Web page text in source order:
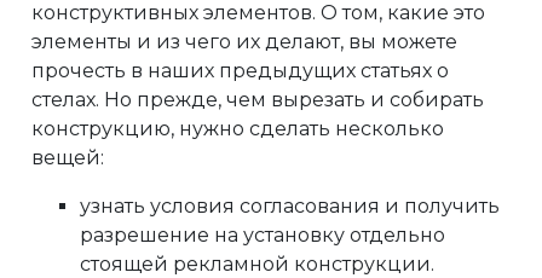
конструктивных элементов. О том, какие это
элементы и из чего их делают, вы можете
прочесть в наших предыдущих статьях о
стелах. Но прежде, чем вырезать и собирать
конструкцию, нужно сделать несколько
вещей:
узнать условия согласования и получить
разрешение на установку отдельно
стоящей рекламной конструкции.